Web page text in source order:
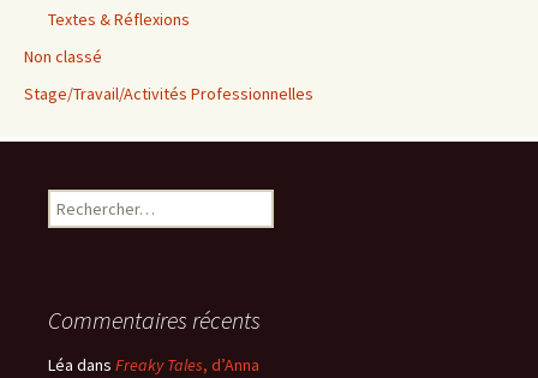
Textes & Réflexions
Non classé
Stage/Travail/Activités Professionnelles
Rechercher :
Commentaires récents
Léa dans Freaky Tales, d’Anna